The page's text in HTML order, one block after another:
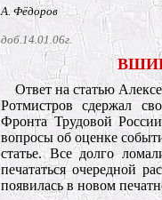
А. Фёдоров
доб.14.01.06г.
Ответ на статью
Ротмистров сдержал
Фронта Трудовой
вопросы об оценке
статье. Все долго
печататься очередной
появилась в новом